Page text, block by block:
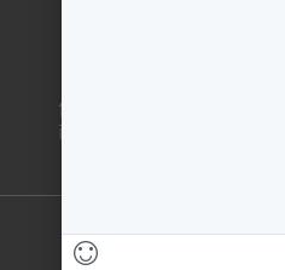
售后服务：010-83433000
商务合作：010-83432878